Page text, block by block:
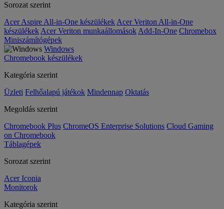
Sorozat szerint
Acer Aspire All-in-One készülékek Acer Veriton All-in-One
készülékek Acer Veriton munkaállomások Add-In-One Chromebox
Miniszámítógépek
Windows
Chromebook készülékek
Kategória szerint
Üzleti Felhőalapú játékok Mindennap Oktatás
Megoldás szerint
Chromebook Plus ChromeOS Enterprise Solutions Cloud Gaming
on Chromebook
Táblagépek
Sorozat szerint
Acer Iconia
Monitorok
Kategória szerint